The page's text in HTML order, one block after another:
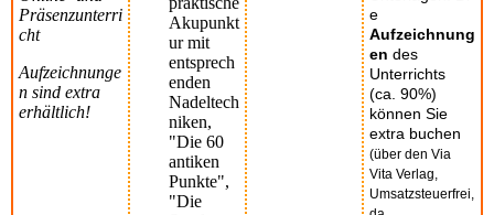
Präsenzunterri
cht
Aufzeichnunge
n sind extra
erhältlich!
Akupunkt
ur mit
entsprech
enden
Nadeltech
niken,
"Die 60
antiken
Punkte",
"Die
e
Aufzeichnung
en des
Unterrichts
(ca. 90%)
können Sie
extra buchen
(über den Via
Vita Verlag,
Umsatzsteuerfrei,